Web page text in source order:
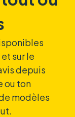
sur le
depuis
ou ton
modèles